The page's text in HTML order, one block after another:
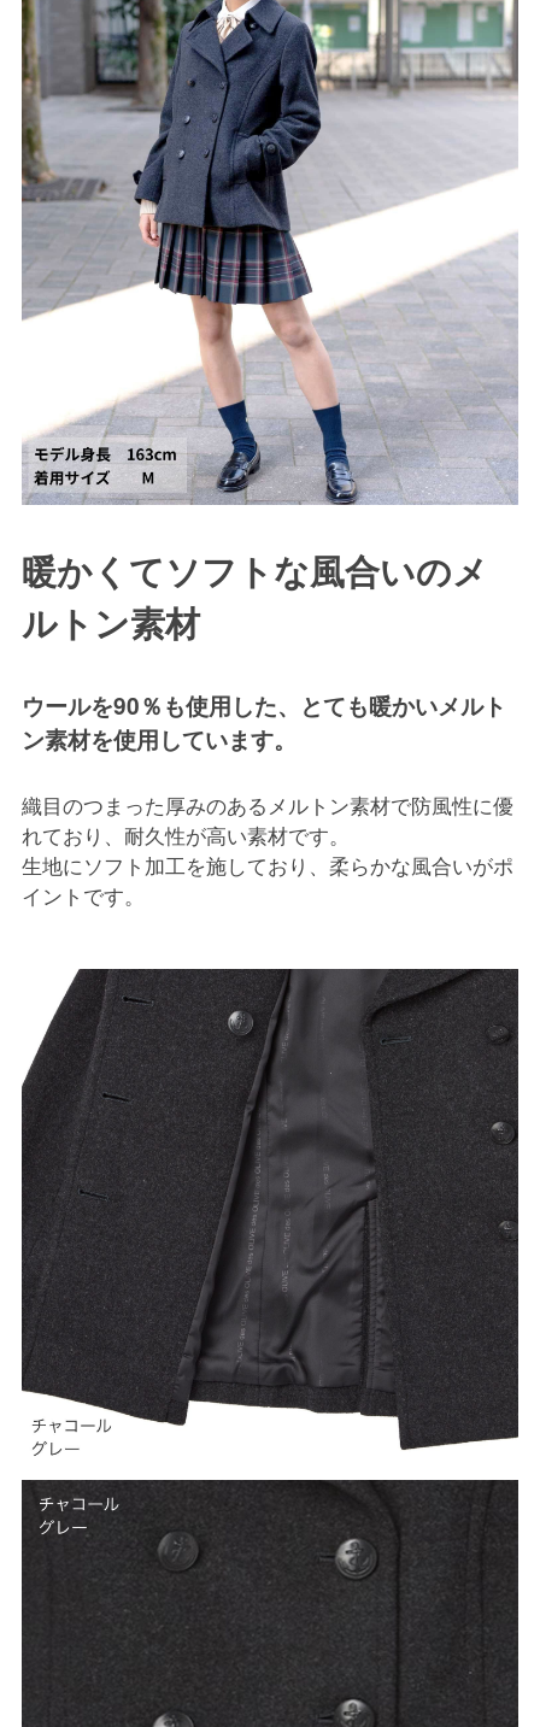
暖かくてソフトな風合いのメ
ルトン素材
ウールを90％も使用した、とても暖かいメルト
ン素材を使用しています。
織目のつまった厚みのあるメルトン素材で防風性に優
れており、耐久性が高い素材です。
生地にソフト加工を施しており、柔らかな風合いがポ
イントです。